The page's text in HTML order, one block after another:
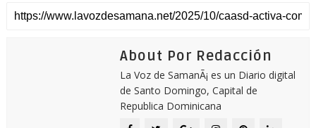
About Por Redacción
La Voz de SamanÃ¡ es un Diario digital
de Santo Domingo, Capital de
Republica Dominicana